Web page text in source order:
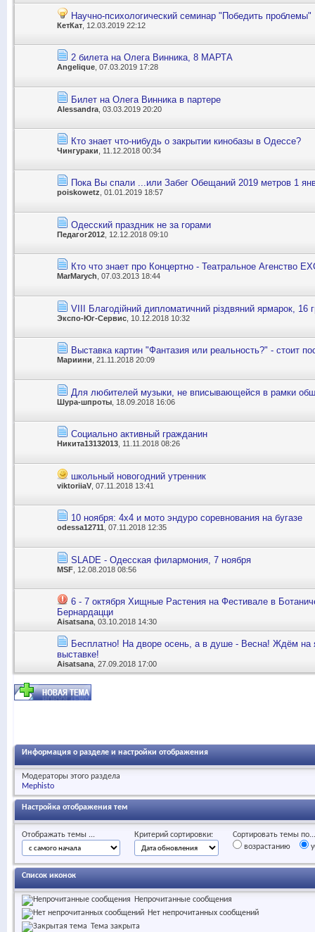
Научно-психологический семинар "Победить проблемы"
КетКат , 12.03.2019 22:12
2 билета на Олега Винника, 8 МАРТА
Angelique , 07.03.2019 17:28
Билет на Олега Винника в партере
Alessandra , 03.03.2019 20:20
Кто знает что-нибудь о закрытии кинобазы в Одессе?
Чингураки , 11.12.2018 00:34
Пока Вы спали ...или Забег Обещаний 2019 метров 1
poiskowetz, 01.01.2019 18:57
Одесский праздник не за горами
Педагог2012 , 12.12.2018 09:10
Кто что знает про Концертно - Театральное Агенство
MarMarych, 07.03.2013 18:44
VIII Благодійний дипломатичний різдвяний ярмарок, 16
Экспо-Юг-Сервис , 10.12.2018 10:32
Выставка картин "Фантазия или реальность?" - стоит
Мариини , 21.11.2018 20:09
Для любителей музыки, не вписывающейся в рамки
Шура-шпроты , 18.09.2018 16:06
Социально активный гражданин
Никита13132013 , 11.11.2018 08:26
школьный новогодний утренник
viktoriiaV , 07.11.2018 13:41
10 ноября: 4x4 и мото эндуро соревнования на бугазе
odessa12711 , 07.11.2018 12:35
SLADE - Одесская филармония, 7 ноября
MSF , 12.08.2018 08:56
6 - 7 октября Хищные Растения на Фестивале в
Бернардацци
Aisatsana , 03.10.2018 14:30
Бесплатно! На дворе осень, а в душе - Весна! Ждём на
выставке!
Aisatsana , 27.09.2018 17:00
Информация о разделе и настройки отображения
Модераторы этого раздела
Mephisto
Настройка отображения тем
Отображать темы ... Критерий сортировки:
Сортировать темы по...
возрастанию
Список иконок
Непрочитанные сообщения
Нет непрочитанных сообщений
Тема закрыта